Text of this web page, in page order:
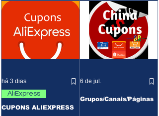
CUPONS ALIEXPRESS
AliExpress
há 3 dias
Grupos/Canais/Páginas
6 de jul.